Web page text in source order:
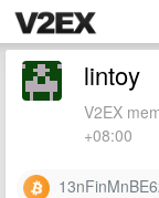
lintoy
V2EX
+08:00